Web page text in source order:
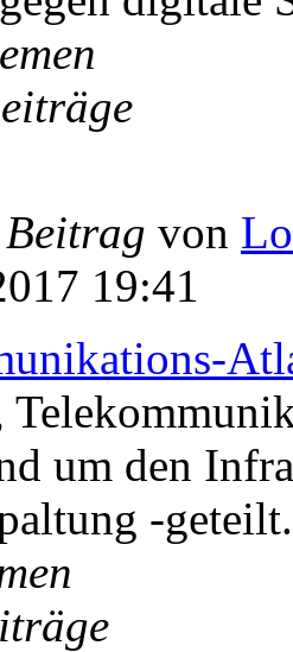
von
19:41
um den
-